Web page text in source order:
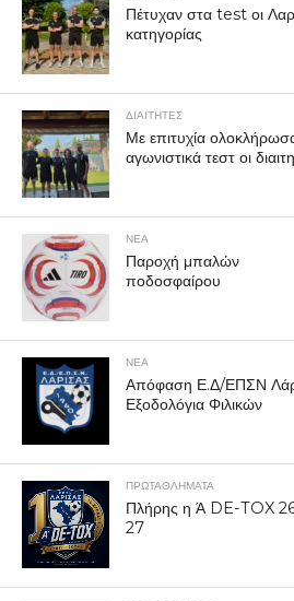
Πέτυχαν στα test οι
κατηγορίας
ΔΙΑΙΤΗΤΕΣ
Με επιτυχία
αγωνιστικά τεστ οι
ΝΕΑ
Παροχή μπαλών
ποδοσφαίρου
ΝΕΑ
Απόφαση Ε.Δ/ΕΠΣΝ
Εξοδολόγια Φιλικών
ΠΡΩΤΑΘΛΉΜΑΤΑ
Πλήρης η Ά DE-TOX
27